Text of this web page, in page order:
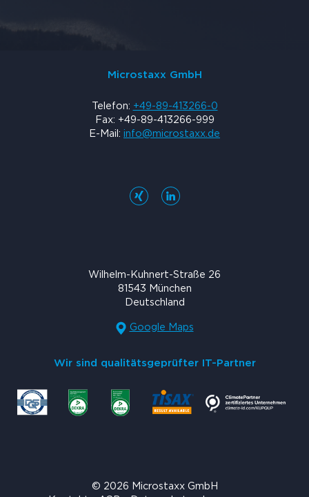
Microstaxx GmbH
Telefon: +49-89-413266-0
Fax: +49-89-413266-999
E-Mail: info@microstaxx.de
Wilhelm-Kuhnert-Straße 26
81543 München
Deutschland
Google Maps
Wir sind qualitätsgeprüfter IT-Partner
© 2026 Microstaxx GmbH